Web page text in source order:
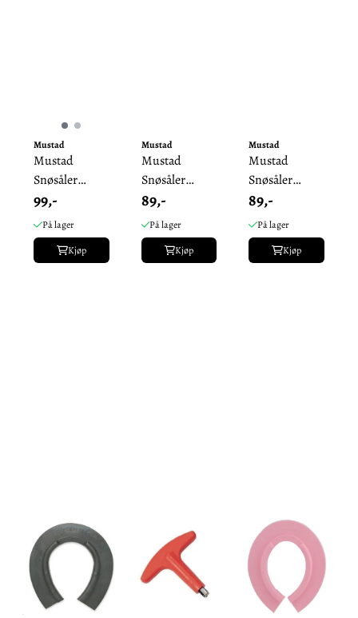
Mustad
Mustad
Snøsåler
Ridesko
99,-
På lager
Kjøp
Mustad
Mustad
Snøsåler
Travhest Bak
89,-
På lager
Kjøp
Mustad
Mustad
Snøsåler
Travhest Fram
89,-
På lager
Kjøp